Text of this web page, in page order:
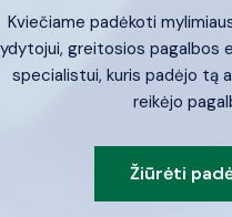
Kviečiame padėkoti
greitosios pagalbos
specialistui, kuris padėjo tą
reikėjo
Žiūrėti